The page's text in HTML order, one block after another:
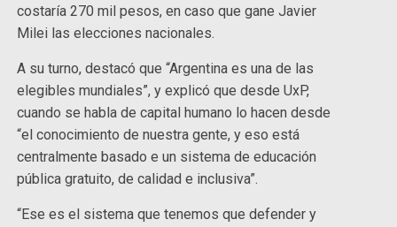
costaría 270 mil pesos, en caso que gane Javier
Milei las elecciones nacionales.
A su turno, destacó que “Argentina es una de las
elegibles mundiales”, y explicó que desde UxP,
cuando se habla de capital humano lo hacen desde
“el conocimiento de nuestra gente, y eso está
centralmente basado e un sistema de educación
pública gratuito, de calidad e inclusiva”.
“Ese es el sistema que tenemos que defender y